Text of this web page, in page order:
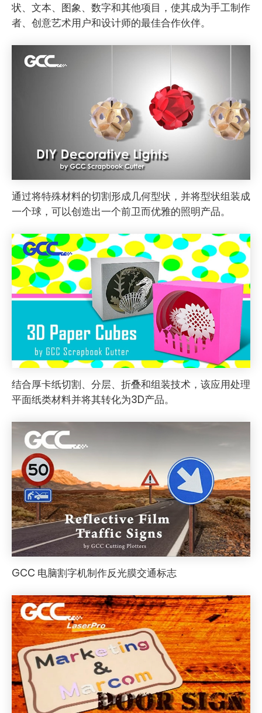
状、文本、图象、数字和其他项目，使其成为手工制作
者、创意艺术用户和设计师的最佳合作伙伴。
通过将特殊材料的切割形成几何型状，并将型状组装成
一个球，可以创造出一个前卫而优雅的照明产品。
结合厚卡纸切割、分层、折叠和组装技术，该应用处理
平面纸类材料并将其转化为3D产品。
GCC 电脑割字机制作反光膜交通标志